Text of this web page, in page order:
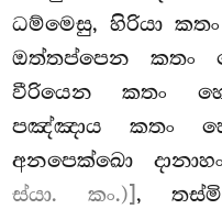
ධම්මෙසු, හිරියා
ඔත්තප්පෙන කතං
වීරියෙන කතං
පඤ්ඤාය කතං
අනපෙක්ඛො
ස්යා. කං.)] ,